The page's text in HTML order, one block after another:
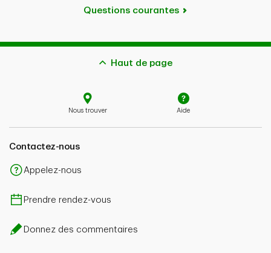
Questions courantes
Haut de page
Nous trouver Aide
Contactez-nous
Appelez-nous
Prendre rendez-vous
Donnez des commentaires